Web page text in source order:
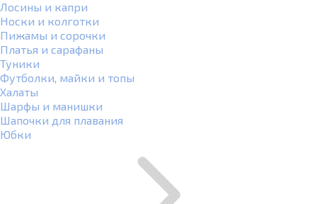
Лосины и капри
Носки и колготки
Пижамы и сорочки
Платья и сарафаны
Туники
Футболки, майки и топы
Халаты
Шарфы и манишки
Шапочки для плавания
Юбки